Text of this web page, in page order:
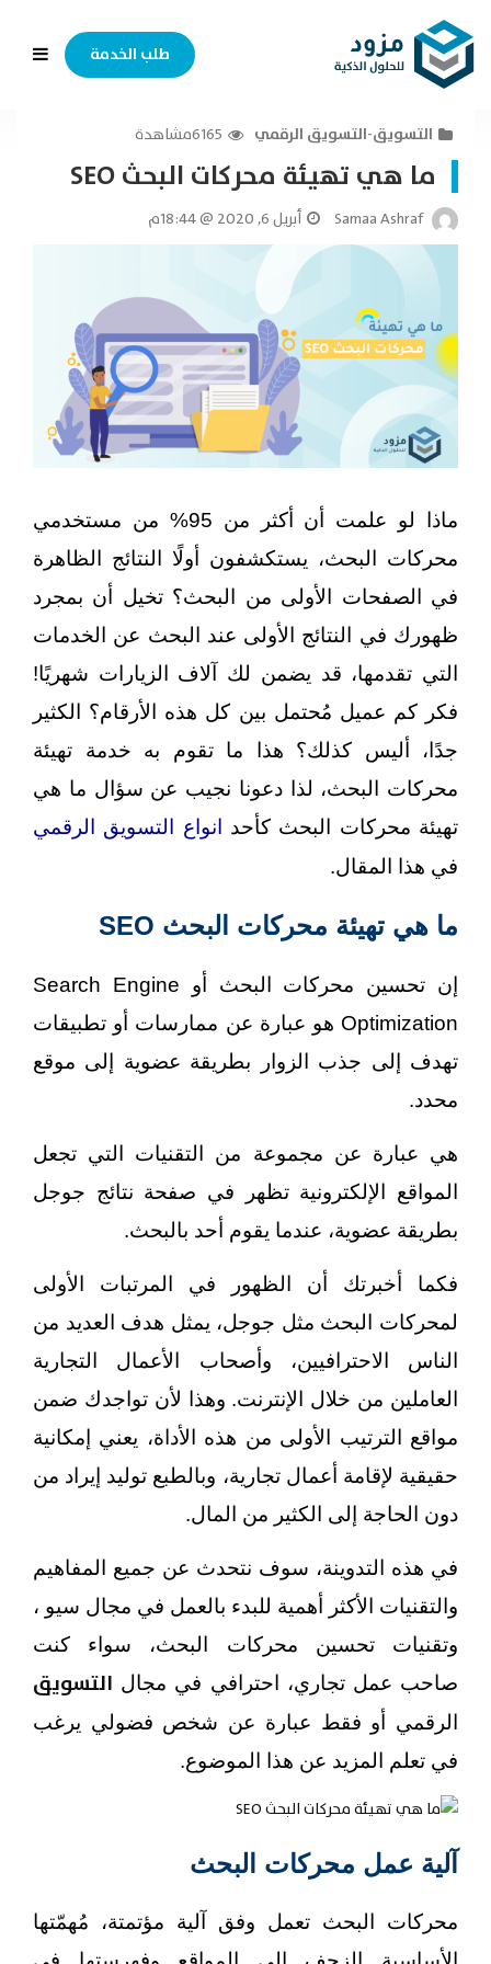
طلب الخدمة
التسويق-التسويق الرقمي 6165مشاهدة
ما هي تهيئة محركات البحث SEO
Samaa Ashraf أبريل 6, 2020 @ 18:44م
ماذا لو علمت أن أكثر من 95% من مستخدمي
محركات البحث، يستكشفون أولًا النتائج الظاهرة
في الصفحات الأولى من البحث؟ تخيل أن بمجرد
ظهورك في النتائج الأولى عند البحث عن الخدمات
التي تقدمها، قد يضمن لك آلاف الزيارات شهريًا!
فكر كم عميل مُحتمل بين كل هذه الأرقام؟ الكثير
جدًا، أليس كذلك؟ هذا ما تقوم به خدمة تهيئة
محركات البحث، لذا دعونا نجيب عن سؤال ما هي
تهيئة محركات البحث كأحد
انواع التسويق الرقمي
في هذا المقال.
ما هي تهيئة محركات البحث SEO
إن تحسين محركات البحث أو Search Engine
Optimization هو عبارة عن ممارسات أو تطبيقات
تهدف إلى جذب الزوار بطريقة عضوية إلى موقع
محدد.
هي عبارة عن مجموعة من التقنيات التي تجعل
المواقع الإلكترونية تظهر في صفحة نتائج جوجل
بطريقة عضوية، عندما يقوم أحد بالبحث.
فكما أخبرتك أن الظهور في المرتبات الأولى
لمحركات البحث مثل جوجل، يمثل هدف العديد من
الناس الاحترافيين، وأصحاب الأعمال التجارية
العاملين من خلال الإنترنت. وهذا لأن تواجدك ضمن
مواقع الترتيب الأولى من هذه الأداة، يعني إمكانية
حقيقية لإقامة أعمال تجارية، وبالطبع توليد إيراد من
دون الحاجة إلى الكثير من المال.
في هذه التدوينة، سوف نتحدث عن جميع المفاهيم
والتقنيات الأكثر أهمية للبدء بالعمل في مجال سيو ،
وتقنيات تحسين محركات البحث، سواء كنت
صاحب عمل تجاري، احترافي في مجال التسويق
الرقمي أو فقط عبارة عن شخص فضولي يرغب
في تعلم المزيد عن هذا الموضوع.
آلية عمل محركات البحث
محركات البحث تعمل وفق آلية مؤتمتة، مُهمّتها